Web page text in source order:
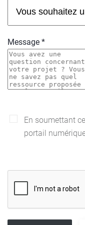
Message *
En soumettant
portail